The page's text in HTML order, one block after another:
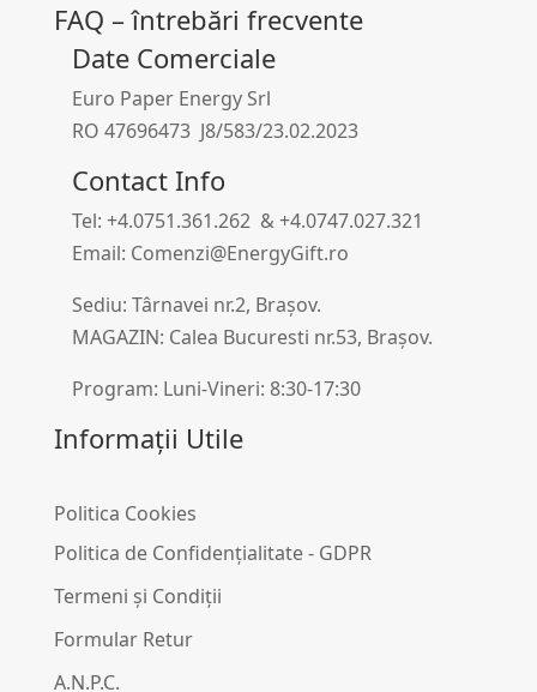
FAQ – întrebări frecvente
Date Comerciale
Euro Paper Energy Srl
RO 47696473 J8/583/23.02.2023
Contact Info
Tel: +4.0751.361.262 & +4.0747.027.321
Email: Comenzi@EnergyGift.ro
Sediu: Târnavei nr.2, Brașov.
MAGAZIN: Calea Bucuresti nr.53, Brașov.
Program: Luni-Vineri: 8:30-17:30
Informații Utile
Politica Cookies
Politica de Confidențialitate - GDPR
Termeni și Condiții
Formular Retur
A.N.P.C.